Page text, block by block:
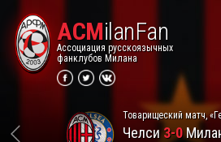
ACMilanFan
Ассоциация русскоязычных
фанклубов Милана
Товарищеский матч,
Челси3-0